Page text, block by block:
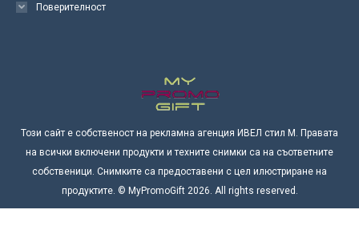
Поверителност
Този сайт е собственост на рекламна агенция ИВЕЛ стил М. Правата
на всички включени продукти и техните снимки са на съответните
собственици. Снимките са предоставени с цел илюстриране на
продуктите. © MyPromoGift 2026. All rights reserved.